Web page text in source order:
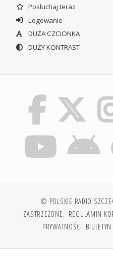
Posłuchaj teraz
Logowanie
DUŻA CZCIONKA
DUŻY KONTRAST
© POLSKIE RADIO
ZASTRZEŻONE. REGULAMIN
PRYWATNOŚCI